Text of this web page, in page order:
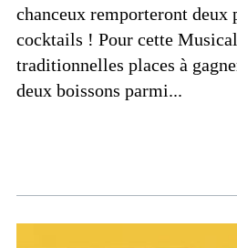
chanceux remporteront deux
cocktails ! Pour cette
traditionnelles places à
deux boissons parmi...